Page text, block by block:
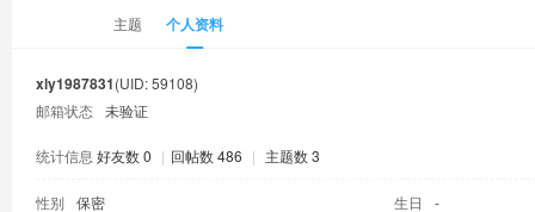
主题 个人资料
xly1987831(UID: 59108)
邮箱状态 未验证
统计信息 好友数 0 | 回帖数 486 | 主题数 3
性别 保密 生日 -